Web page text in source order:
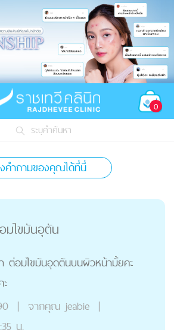
0
ระบุคำค้นหา
คำถามของคุณได้ที่นี่
มไขมันอุตัน
ต่อมไขมันอุดตันบนผิวหน้ามั้ยคะ
| จากคุณ jeabie |
น.